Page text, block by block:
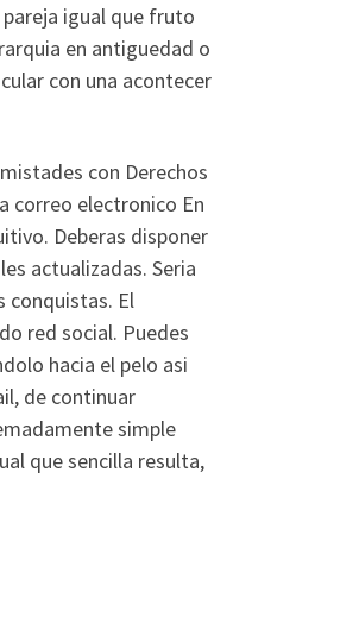
igual que fruto
en antiguedad o
con una acontecer
con Derechos
correo electronico En
Deberas disponer
actualizadas. Seria
conquistas. El
red social. Puedes
hacia el pelo asi
de continuar
simple
que sencilla resulta,